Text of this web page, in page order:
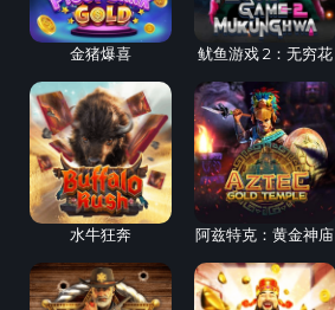
金猪爆喜 鱿鱼游戏 2：无穷花
水牛狂奔 阿兹特克：黄金神庙